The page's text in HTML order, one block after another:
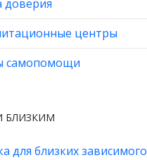
доверия
центры
самопомощи
БЛИЗКИМ
для близких зависимого